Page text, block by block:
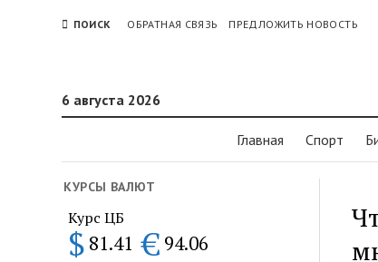
ПОИСК ОБРАТНАЯ СВЯЗЬ ПРЕДЛОЖИТЬ НОВОСТЬ
6 августа 2026
Главная Спорт
КУРСЫ ВАЛЮТ
Курс ЦБ
$ 81.41 € 94.06